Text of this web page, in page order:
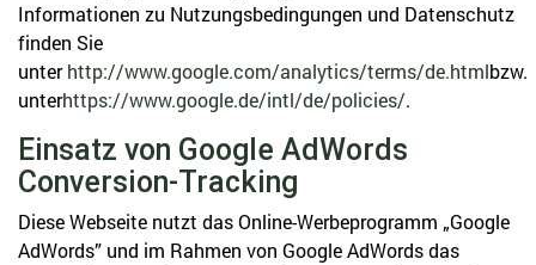
Informationen zu Nutzungsbedingungen und Datenschutz
finden Sie
unterhttp://www.google.com/analytics/terms/de.htmlbzw.
unterhttps://www.google.de/intl/de/policies/.
Einsatz von Google AdWords
Conversion-Tracking
Diese Webseite nutzt das Online-Werbeprogramm „Google
AdWords” und im Rahmen von Google AdWords das